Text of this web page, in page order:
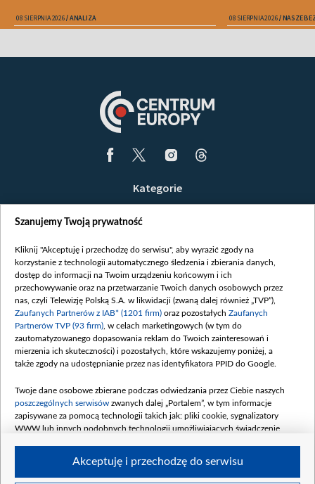
08 SIERPNIA 2026 ANALIZA 08 SIERPNIA 2026 NASZE
Kategorie
Opinie
Białoruś / Polska
Czytelnia
Centrum Europy
O nas
Kontakt
Informacje o nadawcy
Serwisy partnerskie
belsat.eu
slava.tv
tvpworld.com
vot-tak.tv
Szanujemy Twoją prywatność
Kliknij "Akceptuję i przechodzę do serwisu", aby wyrazić zgody na
korzystanie z technologii automatycznego śledzenia i zbierania danych,
dostęp do informacji na Twoim urządzeniu końcowym i ich
przechowywanie oraz na przetwarzanie Twoich danych osobowych przez
nas, czyli Telewizję Polską S.A. w likwidacji (zwaną dalej również „TVP”),
Zaufanych Partnerów z IAB* (1201 firm) oraz pozostałych Zaufanych
Partnerów TVP (93 firm) , w celach marketingowych (w tym do
zautomatyzowanego dopasowania reklam do Twoich zainteresowań i
mierzenia ich skuteczności) i pozostałych, które wskazujemy poniżej, a
także zgody na udostępnianie przez nas identyfikatora PPID do Google.
Twoje dane osobowe zbierane podczas odwiedzania przez Ciebie naszych
poszczególnych serwisów zwanych dalej „Portalem”, w tym informacje
zapisywane za pomocą technologii takich jak: pliki cookie, sygnalizatory
WWW lub innych podobnych technologii umożliwiających świadczenie
Akceptuję i przechodzę do serwisu